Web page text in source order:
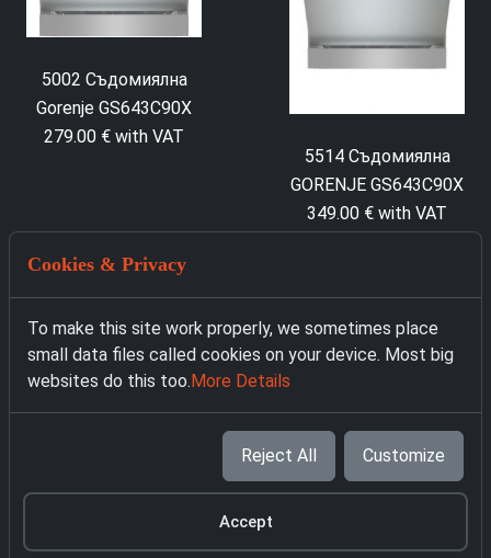
5002 Съдомиялна
Gorenje GS643C90X
279.00 € with VAT
5514 Съдомиялна
GORENJE GS643C90X
349.00 € with VAT
Cookies & Privacy
To make this site work properly, we sometimes place
small data files called cookies on your device. Most big
websites do this too.More Details
Reject All Customize
Accept